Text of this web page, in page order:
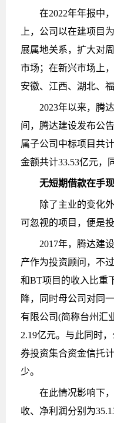
在2022年年报中
上，公司以在建项目
展属地关系，扩大对
市场；在新兴市场上
安徽、江西、湖北、
2023年以来，腾
间，腾达建设发布公
属子公司中标项目共
金额共计33.53亿元，
无短期借款在手
除了主业的变化
可忽视的项目，便是投
2017年，腾达建
产作为投资顾问，不
和BT项目的收入比重
降，同时母公司对同
有限公司(简称台州汇
2.19亿元。与此同时
券投资集合资金信托
少。
在此情况影响下
收、净利润分别为